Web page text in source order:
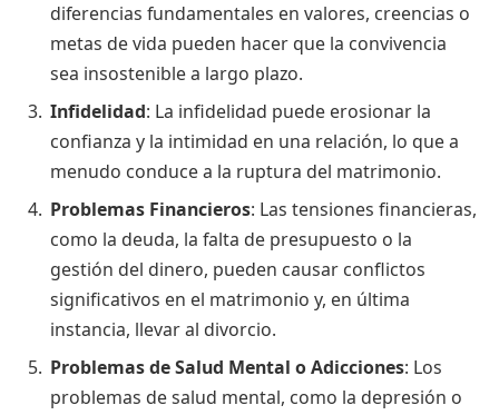
diferencias fundamentales en valores, creencias o
metas de vida pueden hacer que la convivencia
sea insostenible a largo plazo.
Infidelidad: La infidelidad puede erosionar la
confianza y la intimidad en una relación, lo que a
menudo conduce a la ruptura del matrimonio.
Problemas Financieros: Las tensiones financieras,
como la deuda, la falta de presupuesto o la
gestión del dinero, pueden causar conflictos
significativos en el matrimonio y, en última
instancia, llevar al divorcio.
Problemas de Salud Mental o Adicciones: Los
problemas de salud mental, como la depresión o